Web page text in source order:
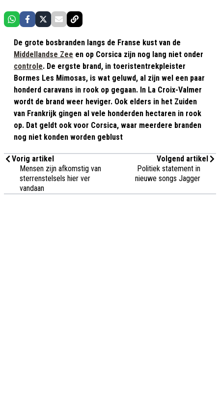
De grote bosbranden langs de Franse kust van de
Middellandse Zee en op Corsica zijn nog lang niet onder
controle. De ergste brand, in toeristentrekpleister
Bormes Les Mimosas, is wat geluwd, al zijn wel een paar
honderd caravans in rook op gegaan. In La Croix-Valmer
wordt de brand weer heviger. Ook elders in het Zuiden
van Frankrijk gingen al vele honderden hectaren in rook
op. Dat geldt ook voor Corsica, waar meerdere branden
nog niet konden worden geblust
Vorig artikel
Mensen zijn afkomstig van
sterrenstelsels hier ver
vandaan
Volgend artikel
Politiek statement in
nieuwe songs Jagger